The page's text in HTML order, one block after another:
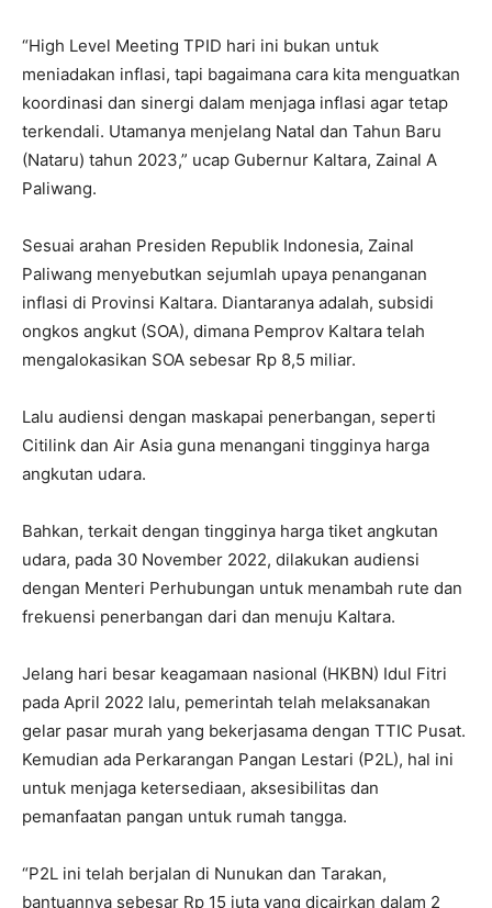
“High Level Meeting TPID hari ini bukan untuk
meniadakan inflasi, tapi bagaimana cara kita menguatkan
koordinasi dan sinergi dalam menjaga inflasi agar tetap
terkendali. Utamanya menjelang Natal dan Tahun Baru
(Nataru) tahun 2023,” ucap Gubernur Kaltara, Zainal A
Paliwang.
Sesuai arahan Presiden Republik Indonesia, Zainal
Paliwang menyebutkan sejumlah upaya penanganan
inflasi di Provinsi Kaltara. Diantaranya adalah, subsidi
ongkos angkut (SOA), dimana Pemprov Kaltara telah
mengalokasikan SOA sebesar Rp 8,5 miliar.
Lalu audiensi dengan maskapai penerbangan, seperti
Citilink dan Air Asia guna menangani tingginya harga
angkutan udara.
Bahkan, terkait dengan tingginya harga tiket angkutan
udara, pada 30 November 2022, dilakukan audiensi
dengan Menteri Perhubungan untuk menambah rute dan
frekuensi penerbangan dari dan menuju Kaltara.
Jelang hari besar keagamaan nasional (HKBN) Idul Fitri
pada April 2022 lalu, pemerintah telah melaksanakan
gelar pasar murah yang bekerjasama dengan TTIC Pusat.
Kemudian ada Perkarangan Pangan Lestari (P2L), hal ini
untuk menjaga ketersediaan, aksesibilitas dan
pemanfaatan pangan untuk rumah tangga.
“P2L ini telah berjalan di Nunukan dan Tarakan,
bantuannya sebesar Rp 15 juta yang dicairkan dalam 2